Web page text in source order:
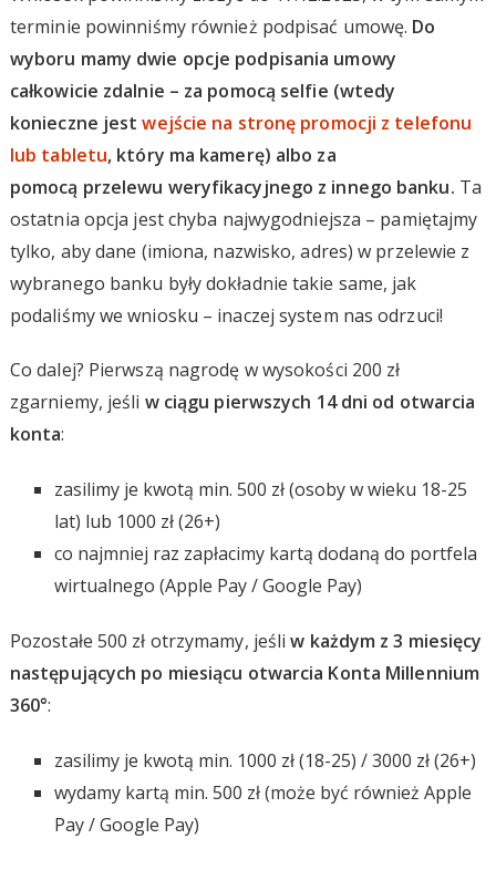
terminie powinniśmy również podpisać umowę. Do
wyboru mamy dwie opcje podpisania umowy
całkowicie zdalnie – za pomocą selfie (wtedy
konieczne jestwejście na stronę promocji z telefonu
lub tabletu, który ma kamerę) albo za
pomocą przelewu weryfikacyjnego z innego banku. Ta
ostatnia opcja jest chyba najwygodniejsza – pamiętajmy
tylko, aby dane (imiona, nazwisko, adres) w przelewie z
wybranego banku były dokładnie takie same, jak
podaliśmy we wniosku – inaczej system nas odrzuci!
Co dalej? Pierwszą nagrodę w wysokości 200 zł
zgarniemy, jeśli w ciągu pierwszych 14 dni od otwarcia
konta:
zasilimy je kwotą min. 500 zł (osoby w wieku 18-25
lat) lub 1000 zł (26+)
co najmniej raz zapłacimy kartą dodaną do portfela
wirtualnego (Apple Pay / Google Pay)
Pozostałe 500 zł otrzymamy, jeśliw każdym z 3 miesięcy
następujących po miesiącu otwarcia Konta Millennium
360°:
zasilimy je kwotą min. 1000 zł (18-25) / 3000 zł (26+)
wydamy kartą min. 500 zł (może być również Apple
Pay / Google Pay)